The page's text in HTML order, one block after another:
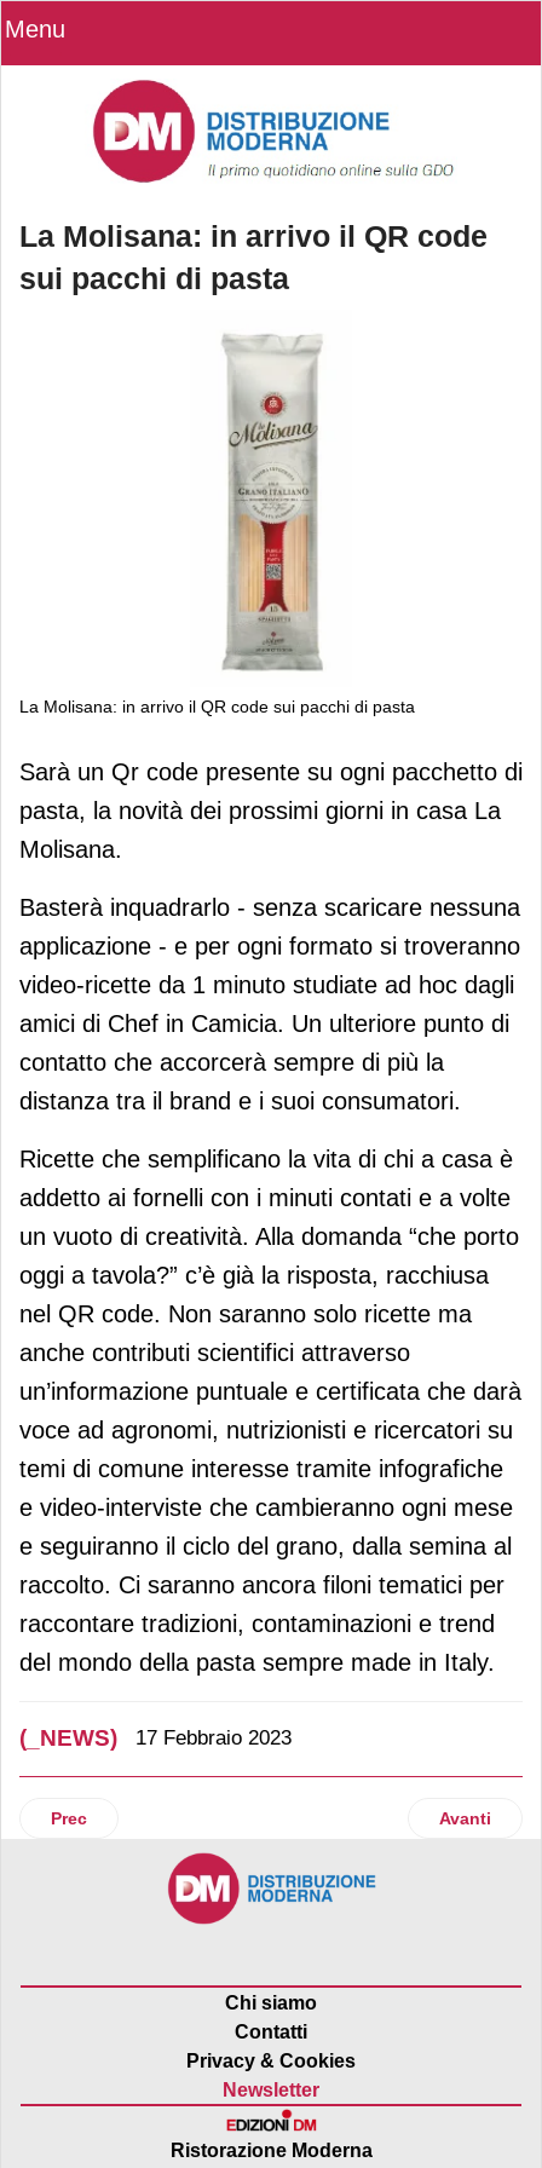
Menu
La Molisana: in arrivo il QR code
sui pacchi di pasta
La Molisana: in arrivo il QR code sui pacchi di pasta
La Molisana: in arrivo il QR code sui
pacchi di pasta
Sarà un Qr code presente su ogni pacchetto di
pasta, la novità dei prossimi giorni in casa La
Molisana.
Basterà inquadrarlo - senza scaricare nessuna
applicazione - e per ogni formato si troveranno
video-ricette da 1 minuto studiate ad hoc dagli
amici di Chef in Camicia. Un ulteriore punto di
contatto che accorcerà sempre di più la
distanza tra il brand e i suoi consumatori.
Ricette che semplificano la vita di chi a casa è
addetto ai fornelli con i minuti contati e a volte
un vuoto di creatività. Alla domanda “che porto
oggi a tavola?” c’è già la risposta, racchiusa
nel QR code. Non saranno solo ricette ma
anche contributi scientifici attraverso
un’informazione puntuale e certificata che darà
voce ad agronomi, nutrizionisti e ricercatori su
temi di comune interesse tramite infografiche
e video-interviste che cambieranno ogni mese
e seguiranno il ciclo del grano, dalla semina al
raccolto. Ci saranno ancora filoni tematici per
raccontare tradizioni, contaminazioni e trend
del mondo della pasta sempre made in Italy.
(_NEWS) 17 Febbraio 2023
Articolo precedente: Portobello inaugura un nuovo
Prec Articolo
Avanti
Chi siamo
Contatti
Privacy & Cookies
Newsletter
Ristorazione Moderna